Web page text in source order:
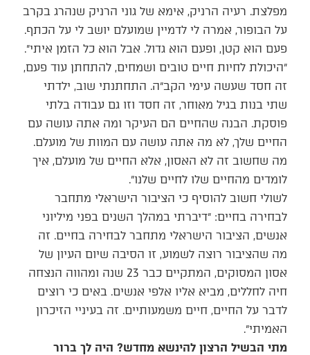
מפלצת. רעיה הרניק, אימא של גוני הרניק שנהרג בקרב
על הבופור, אמרה לי לדמיין שמועלם יושב לי על הכתף.
פעם הוא קטן, ופעם הוא גדול. אבל הוא כל הזמן איתי״.
״היכולת לחיות חיים טובים ושמחים, להתחתן עוד פעם,
זה חסד שעשה עימי הקב״ה. התחתנתי שוב, ילדתי
שתי בנות בגיל מאוחר, זה חסד וזו גם עבודה בלתי
פוסקת. הבנה שהחיים הם העיקר ומה אתה עושה עם
החיים שלך, לא מה אתה עושה עם המוות של מועלם.
מה שחשוב זה לא האסון, אלא החיים של מועלם, איך
לומדים מהחיים שלו לחיים שלנו״.
לשולי חשוב להוסיף כי הציבור הישראלי מתחבר
לבחירה בחיים: ״דיברתי במהלך השנים בפני מיליוני
אנשים, הציבור הישראלי מתחבר לבחירה בחיים. זה
מה שהציבור רוצה לשמוע, זו הסיבה שיום העיון של
אסון המסוקים, המתקיים כבר 23 שנה ומהווה הנצחה
חיה לחללים, מביא אליו אלפי אנשים. באים כי רוצים
לדבר על החיים, חיים משמעותיים. זה בעיניי הזיכרון
האמיתי״.
מתי הבשיל הרצון להינשא מחדש? היה לך ברור